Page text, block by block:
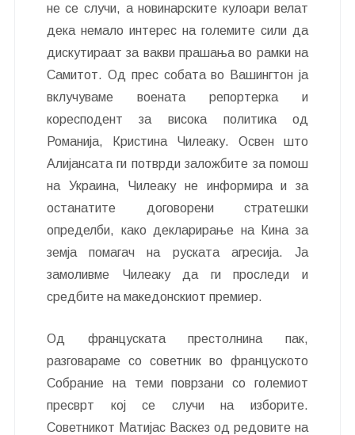
не се случи, а новинарските кулоари велат
дека немало интерес на големите сили да
дискутираат за вакви прашања во рамки на
Самитот. Од прес собата во Вашингтон ја
вклучуваме воената репортерка и
коресподент за висока политика од
Романија, Кристина Чилеаку. Освен што
Алијансата ги потврди заложбите за помош
на Украина, Чилеаку не информира и за
останатите договорени стратешки
определби, како декларирање на Кина за
земја помагач на руската агресија. Ја
замоливме Чилеаку да ги проследи и
средбите на македонскиот премиер.
Од француската престолнина пак,
разговараме со советник во француското
Собрание на теми поврзани со големиот
пресврт кој се случи на изборите.
Советникот Матијас Васкез од редовите на